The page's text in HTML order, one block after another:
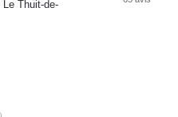
Le Thuit-de-